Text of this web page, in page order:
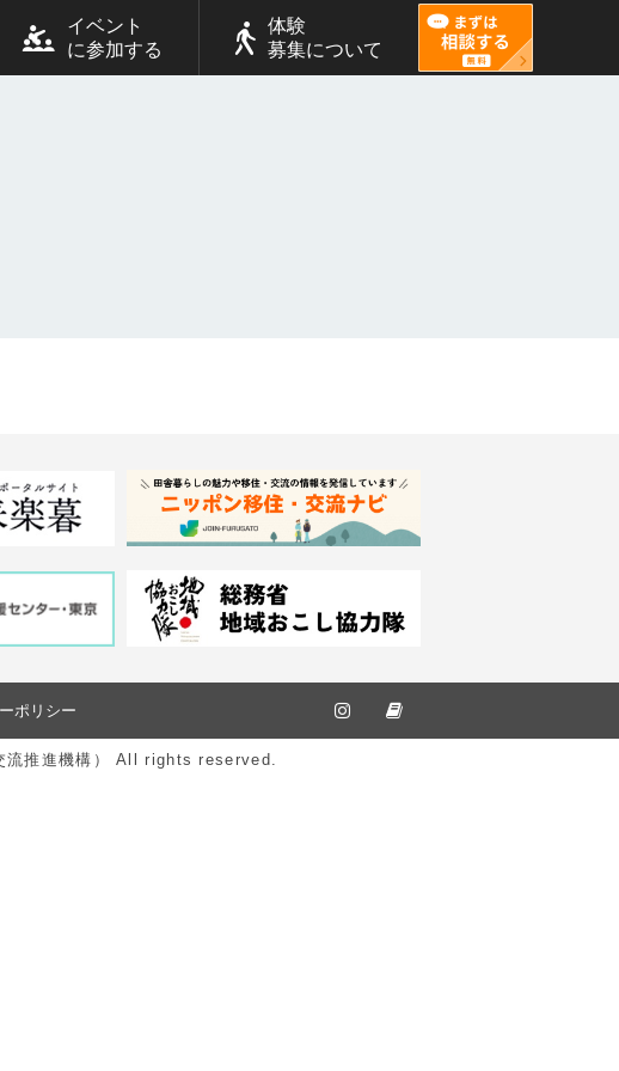
イベント
に参加する
体験
募集について
ポリシー
流推進機構） All rights reserved.